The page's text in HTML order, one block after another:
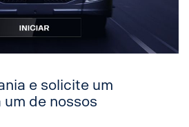
e solicite um
de nossos